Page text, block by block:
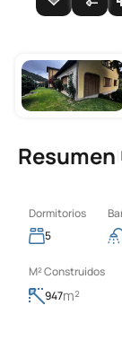
Resumen
Dormitorios
5
M² Construidos
947m²